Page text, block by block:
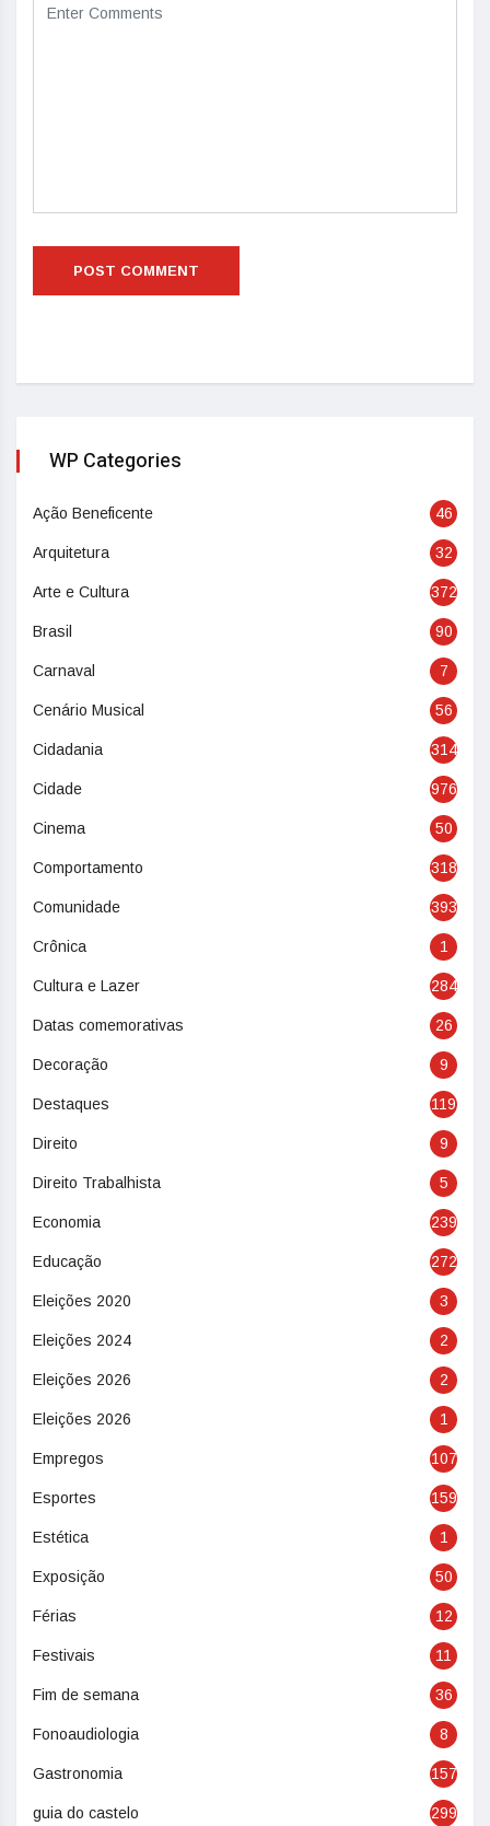
WP Categories
Ação Beneficente 46
Arquitetura 32
Arte e Cultura 372
Brasil 90
Carnaval 7
Cenário Musical 56
Cidadania 314
Cidade 976
Cinema 50
Comportamento 318
Comunidade 393
Crônica 1
Cultura e Lazer 284
Datas comemorativas 26
Decoração 9
Destaques 119
Direito 9
Direito Trabalhista 5
Economia 239
Educação 272
Eleições 2020 3
Eleições 2024 2
Eleições 2026 2
Eleições 2026 1
Empregos 107
Esportes 159
Estética 1
Exposição 50
Férias 12
Festivais 11
Fim de semana 36
Fonoaudiologia 8
Gastronomia 157
guia do castelo 299